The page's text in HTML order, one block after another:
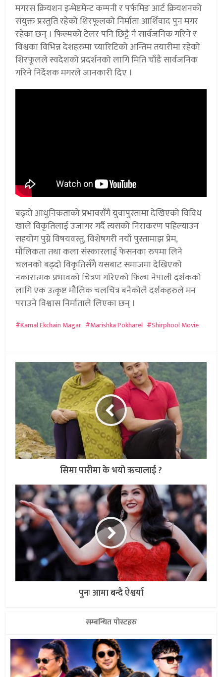
मगरस क्रियशन इन्भेष्टमेन्ट कम्पनी र पर्फमिङ आर्ट क्रियशनको
संयुक्त प्रस्तुति रहेको शिरफूलको निर्माता आर्शिवाद पुन मगर
रहेका छन् । फिल्मको टेलर पनि छिट्टै नै सार्वजनिक गरिने र
विश्वका विभिन्न देशहरुमा च्यारिटिको अन्तिम तयारीमा रहेको
शिरफूलले स्वदेशको प्रदर्शनको लागि मिति चाँडै सार्वजनिक
गरिने निर्देशक मगरले जानकारी दिए ।
बढ्दो आधुनिकताको प्रभावसँगै युवापुस्तामा देखिएको विविध
खाले विकृतिलाई उजागर गर्दै त्यसको निराकरण पहिल्याउन
सहयोग पुग्ने विषयवस्तु, विशेषगरी नयाँ पुस्तामाझ प्रेम,
मौलिकता तथा कला संस्कारलाई फेसनका रुपमा लिने
चलनको बढ्दो विकृतिसँगै यसबाट समाजमा देखिएको
नकारात्मक प्रभावको चित्रण गरिएको फिल्म नेपाली दर्शंकको
लागि एक उत्कृष्ट मौलिक चलचित्र बनेकोले दर्शकहरुले मन
पराउने विश्वास निर्माताले लिएका छन् ।
Kamal Ekchain Magar Marishka Pokharel Shirphool Movie
सिमा पारीमा के भयो ऋचालाई ?
पुनः आमा बन्दै ऐश्वर्या
सम्बन्धित पोस्टहरु